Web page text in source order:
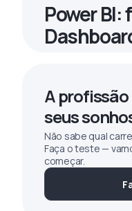
Power BI:
A profissão
seus
Não sabe qual
Faça o teste —
começar.